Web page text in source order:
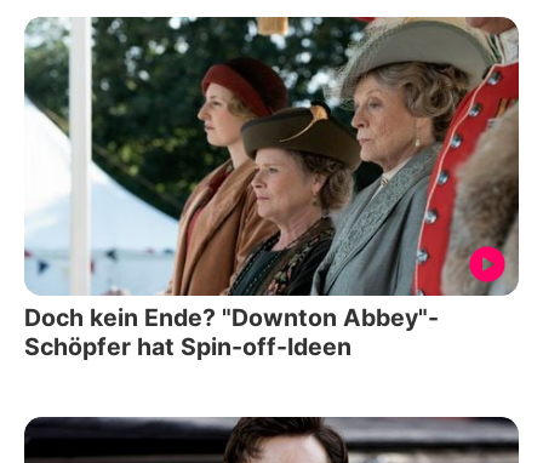
Doch kein Ende? "Downton Abbey"-
Schöpfer hat Spin-off-Ideen